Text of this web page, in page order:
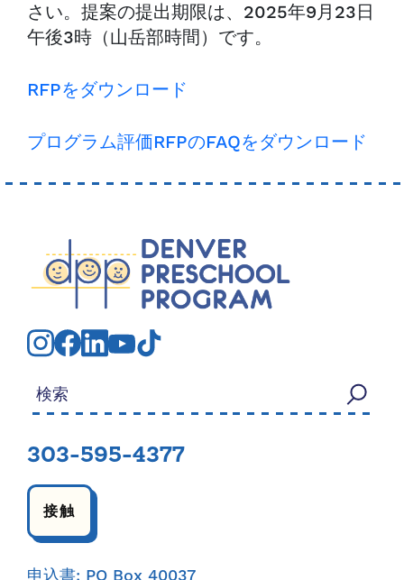
さい。提案の提出期限は、2025年9月23日
午後3時（山岳部時間）です。
RFPをダウンロード
プログラム評価RFPのFAQをダウンロード
検索する：
303-595-4377
接触